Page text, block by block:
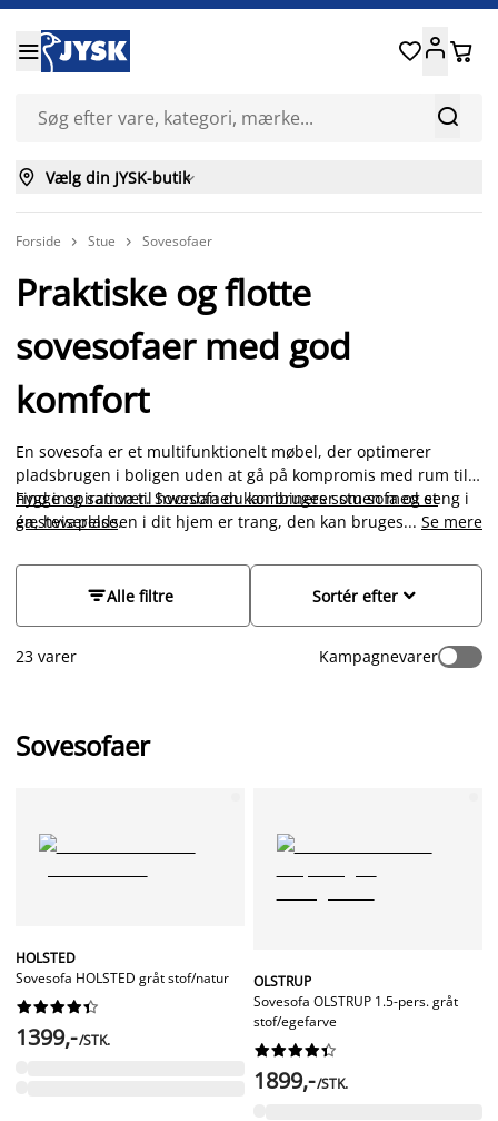


 
 Vælg din JYSK-butik
Forside  Stue  Sovesofaer
Praktiske og flotte
sovesofaer med god
komfort
En sovesofa er et multifunktionelt møbel, der optimerer
pladsbrugen i boligen uden at gå på kompromis med rum til
hygge og samvær. Sovesofaen kan bruges som sofa og seng i
én, hvis pladsen i dit hjem er trang, den kan bruges til at give
sovesofa til at skabe plads til overnattende gæster. Hos JYSK
kan du finde din nye sovesofa, sovesofa med chaiselong,
Find inspiration til hvordan du kombinerer stuen med et
gæsteværelse. ... Se mere
Alle filtre 
Sortér efter
23 varer Kampagnevarer
Sovesofaer
HOLSTED
Sovesofa HOLSTED gråt stof/natur






1399,-/STK.
OLSTRUP
Sovesofa OLSTRUP 1.5-pers. gråt
stof/egefarve






1899,-/STK.